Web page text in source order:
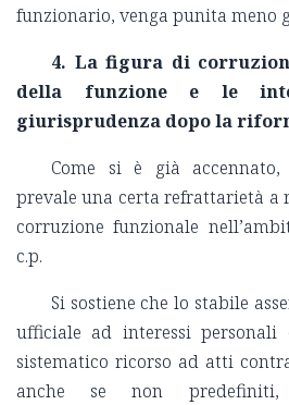
funzionario, venga punita meno
4. La figura di
della funzione e le
giurisprudenza dopo la
Come si è già
prevale una certa refrattarietà a
corruzione funzionale
c.p.
Si sostiene che lo stabile
ufficiale ad interessi
sistematico ricorso ad atti
anche se non predefiniti,